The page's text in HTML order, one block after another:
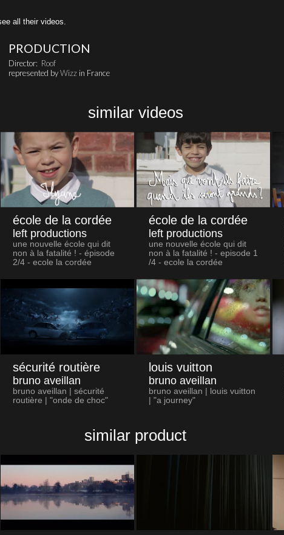
all their videos.
PRODUCTION
Director: Roof
represented byWizz in France
similar videos
école de la cordée
left productions
une nouvelle école qui dit
non à la fatalité ! - épisode
2/4 - ecole la cordée
école de la cordée
left productions
une nouvelle école qui dit
non à la fatalité ! - episode 1
/4 - ecole la cordée
sécurité routière
bruno aveillan
bruno aveillan | sécurité
routière | "onde de choc"
louis vuitton
bruno aveillan
bruno aveillan | louis vuitton
| "a journey"
similar product